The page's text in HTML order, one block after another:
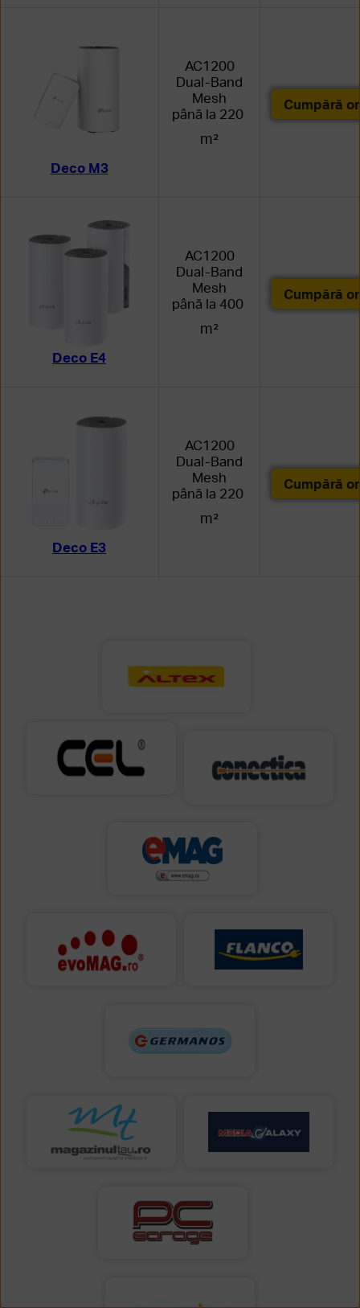
Deco M3
AC1200
Dual-Band
Mesh
până la 220
m²
Cumpără
Deco E4
AC1200
Dual-Band
Mesh
până la 400
m²
Cumpără
Deco E3
AC1200
Dual-Band
Mesh
până la 220
m²
Cumpără